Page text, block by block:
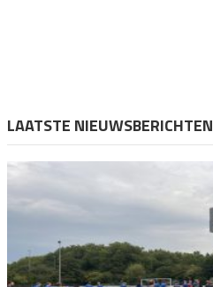
LAATSTE NIEUWSBERICHTEN